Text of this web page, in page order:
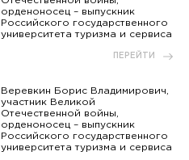
орденоносец – выпускник
Российского государственного
университета туризма и сервиса
ПЕРЕЙТИ
Веревкин Борис Владимирович,
участник Великой
Отечественной войны,
орденоносец – выпускник
Российского государственного
университета туризма и сервиса